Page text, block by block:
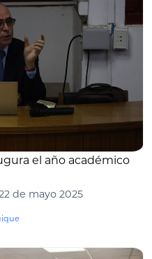
el año académico
de mayo 2025